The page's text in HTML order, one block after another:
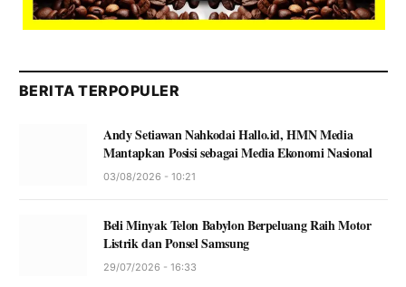
BERITA TERPOPULER
Andy Setiawan Nahkodai Hallo.id, HMN Media
Mantapkan Posisi sebagai Media Ekonomi Nasional
03/08/2026 - 10:21
Beli Minyak Telon Babylon Berpeluang Raih Motor
Listrik dan Ponsel Samsung
29/07/2026 - 16:33